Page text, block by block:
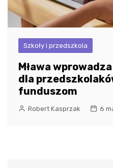
Szkoły i przedszkola
Mława
dla
funduszom
Robert Kasprzak 6